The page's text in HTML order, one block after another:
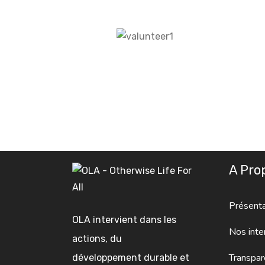
OLA intervient dans les
actions, du
développement durable et
A
Nos